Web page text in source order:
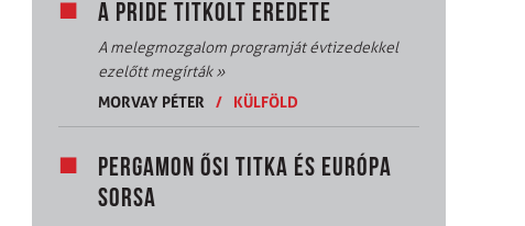
A PRIDE TITKOLT EREDETE
A melegmozgalom programját évtizedekkel
ezelőtt megírták»
MORVAY PÉTER
/ KÜLFÖLD
PERGAMON ŐSI TITKA ÉS EURÓPA
SORSA